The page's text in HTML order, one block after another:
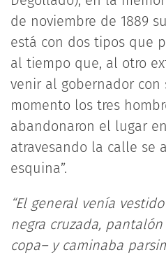
de noviembre de 1889
está con dos tipos que
al tiempo que, al otro
venir al gobernador con
momento los tres
abandonaron el lugar
atravesando la calle se
esquina”.
“El general venía
negra cruzada,
copa– y caminaba